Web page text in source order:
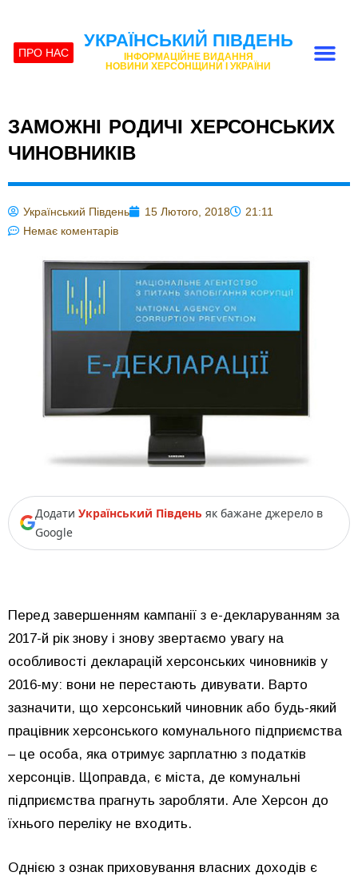
ПРО НАС
УКРАЇНСЬКИЙ ПІВДЕНЬ
ІНФОРМАЦІЙНЕ ВИДАННЯ
НОВИНИ ХЕРСОНЩИНИ І УКРАЇНИ
ЗАМОЖНІ РОДИЧІ ХЕРСОНСЬКИХ
ЧИНОВНИКІВ
Український Південь 15 Лютого, 2018
21:11
Немає коментарів
Додати Український Південь як бажане джерело в
Google
Перед завершенням кампанії з е-декларуванням за
2017-й рік знову і знову звертаємо увагу на
особливості декларацій херсонських чиновників у
2016-му: вони не перестають дивувати. Варто
зазначити, що херсонський чиновник або будь-який
працівник херсонського комунального підприємства
– це особа, яка отримує зарплатню з податків
херсонців. Щоправда, є міста, де комунальні
підприємства прагнуть заробляти. Але Херсон до
їхнього переліку не входить.
Однією з ознак приховування власних доходів є